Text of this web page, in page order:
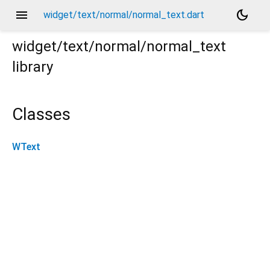
menu widget/text/normal/normal_text.dart
dark_mode
widget/text/normal/normal_text
library
Classes
WText